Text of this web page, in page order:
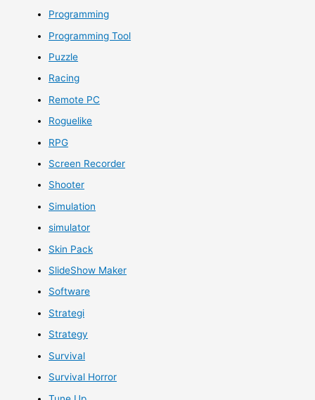
Programming
Programming Tool
Puzzle
Racing
Remote PC
Roguelike
RPG
Screen Recorder
Shooter
Simulation
simulator
Skin Pack
SlideShow Maker
Software
Strategi
Strategy
Survival
Survival Horror